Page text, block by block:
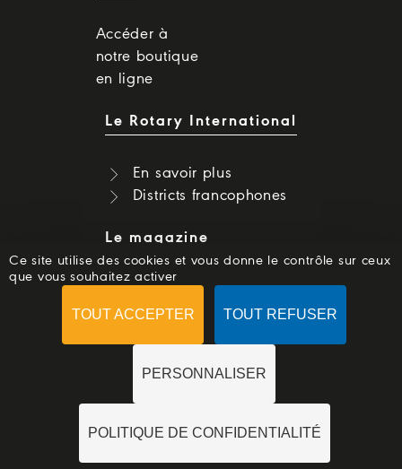
Accéder à
notre boutique
en ligne
Le Rotary International
En savoir plus
Districts francophones
Le magazine
Dernier numéro
Numéros précédents
ROTARYMAG.ORG -MENTIONS LÉGALES
Ce site utilise des cookies et vous donne le contrôle sur ceux
que vous souhaitez activer
TOUT ACCEPTER TOUT REFUSER
PERSONNALISER
POLITIQUE DE CONFIDENTIALITÉ